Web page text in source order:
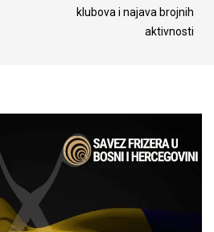
klubova i najava brojnih
aktivnosti